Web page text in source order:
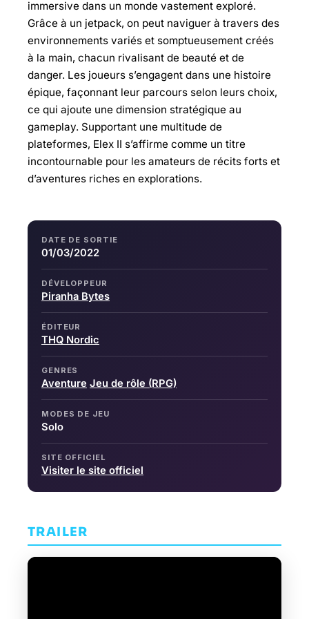
immersive dans un monde vastement exploré.
Grâce à un jetpack, on peut naviguer à travers des
environnements variés et somptueusement créés
à la main, chacun rivalisant de beauté et de
danger. Les joueurs s’engagent dans une histoire
épique, façonnant leur parcours selon leurs choix,
ce qui ajoute une dimension stratégique au
gameplay. Supportant une multitude de
plateformes, Elex II s’affirme comme un titre
incontournable pour les amateurs de récits forts et
d’aventures riches en explorations.
DATE DE SORTIE
01/03/2022
DÉVELOPPEUR
Piranha Bytes
ÉDITEUR
THQ Nordic
GENRES
Aventure Jeu de rôle (RPG)
MODES DE JEU
Solo
SITE OFFICIEL
Visiter le site officiel
TRAILER